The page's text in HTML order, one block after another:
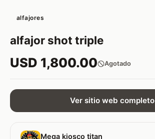
alfajores
alfajor shot triple
USD 1,800.00 Agotado
Ver sitio web completo
Mega kiosco titan